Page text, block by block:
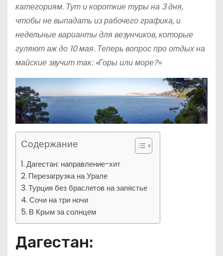
категориям. Тут и короткие туры на 3 дня,
чтобы не выпадать из рабочего графика, и
недельные варианты для везунчиков, которые
гуляют аж до 10 мая. Теперь вопрос про отдых на
майские звучит так: «Горы или море?»
Содержание
Дагестан: направление-хит
Перезагрузка на Урале
Турция без браслетов на запястье
Сочи на три ночи
В Крым за солнцем
Дагестан: